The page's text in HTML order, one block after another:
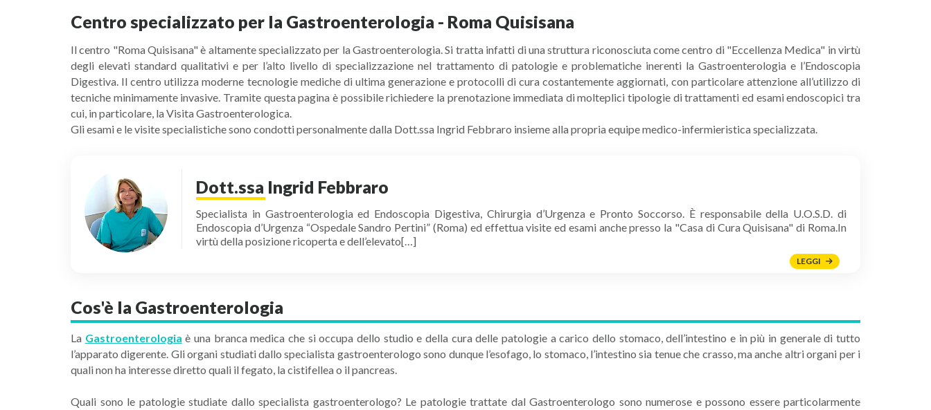
Centro specializzato per la Gastroenterologia - Roma Quisisana
Il centro "Roma Quisisana" è altamente specializzato per la Gastroenterologia. Si tratta infatti di una struttura riconosciuta come centro di "Eccellenza Medica" in virtù
degli elevati standard qualitativi e per l’alto livello di specializzazione nel trattamento di patologie e problematiche inerenti la Gastroenterologia e l’Endoscopia
Digestiva. Il centro utilizza moderne tecnologie mediche di ultima generazione e protocolli di cura costantemente aggiornati, con particolare attenzione all’utilizzo di
tecniche minimamente invasive. Tramite questa pagina è possibile richiedere la prenotazione immediata di molteplici tipologie di trattamenti ed esami endoscopici tra
cui, in particolare, la Visita Gastroenterologica.
Gli esami e le visite specialistiche sono condotti personalmente dalla Dott.ssa Ingrid Febbraro insieme alla propria equipe medico-infermieristica specializzata.
Dott.ssa Ingrid Febbraro
Specialista in Gastroenterologia ed Endoscopia Digestiva, Chirurgia d’Urgenza e Pronto Soccorso. È responsabile della U.O.S.D. di
Endoscopia d’Urgenza “Ospedale Sandro Pertini” (Roma) ed effettua visite ed esami anche presso la "Casa di Cura Quisisana" di Roma.In
virtù della posizione ricoperta e dell’elevato[…]
LEGGI
Cos'è la Gastroenterologia
La Gastroenterologia è una branca medica che si occupa dello studio e della cura delle patologie a carico dello stomaco, dell’intestino e in più in generale di tutto
l’apparato digerente. Gli organi studiati dallo specialista gastroenterologo sono dunque l’esofago, lo stomaco, l’intestino sia tenue che crasso, ma anche altri organi per i
quali non ha interesse diretto quali il fegato, la cistifellea o il pancreas.
Quali sono le patologie studiate dallo specialista gastroenterologo? Le patologie trattate dal Gastroenterologo sono numerose e possono essere particolarmente